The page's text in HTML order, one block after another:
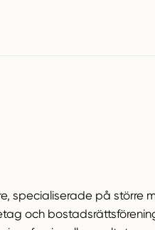
specialiserade på större
och